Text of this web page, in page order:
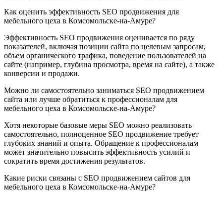
Как оценить эффективность SEO продвижения для
мебельного цеха в Комсомольске-на-Амуре?
Эффективность SEO продвижения оценивается по ряду
показателей, включая позиции сайта по целевым запросам,
объем органического трафика, поведение пользователей на
сайте (например, глубина просмотра, время на сайте), а также
конверсии и продажи.
Можно ли самостоятельно заниматься SEO продвижением
сайта или лучше обратиться к профессионалам для
мебельного цеха в Комсомольске-на-Амуре?
Хотя некоторые базовые меры SEO можно реализовать
самостоятельно, полноценное SEO продвижение требует
глубоких знаний и опыта. Обращение к профессионалам
может значительно повысить эффективность усилий и
сократить время достижения результатов.
Какие риски связаны с SEO продвижением сайтов для
мебельного цеха в Комсомольске-на-Амуре?